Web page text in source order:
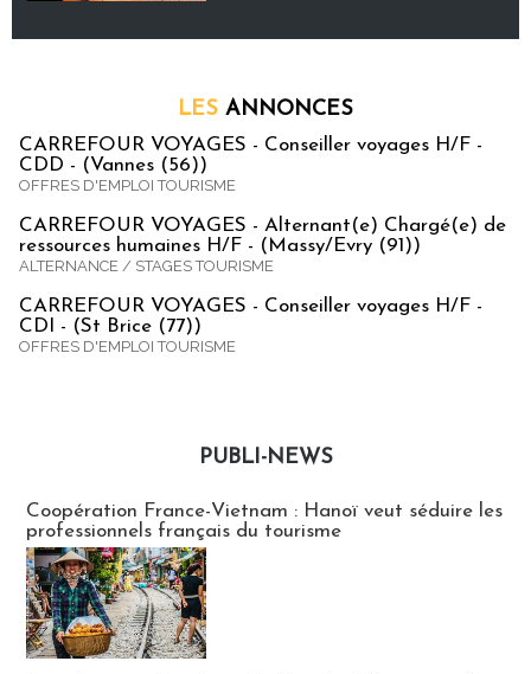
LES ANNONCES
CARREFOUR VOYAGES - Conseiller voyages H/F -
CDD - (Vannes (56))
OFFRES D'EMPLOI TOURISME
CARREFOUR VOYAGES - Alternant(e) Chargé(e) de
ressources humaines H/F - (Massy/Evry (91))
ALTERNANCE / STAGES TOURISME
CARREFOUR VOYAGES - Conseiller voyages H/F -
CDI - (St Brice (77))
OFFRES D'EMPLOI TOURISME
PUBLI-NEWS
Coopération France-Vietnam : Hanoï veut séduire les
professionnels français du tourisme